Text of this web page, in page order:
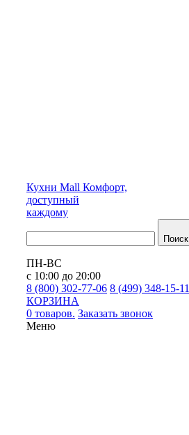
Кухни Mall Комфорт,
доступный
каждому
Поиск
ПН-ВС
с 10:00 до 20:00
8 (800) 302-77-06 8 (499) 348-15-11
КОРЗИНА
0 товаров. Заказать звонок
Меню